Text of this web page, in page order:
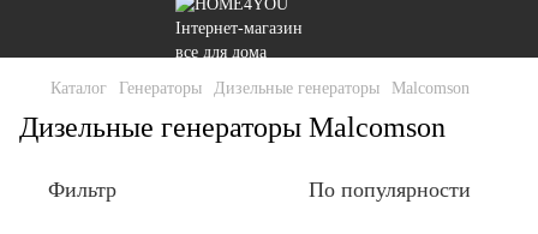
Каталог Генераторы Дизельные генераторы Malcomson
Дизельные генераторы Malcomson
Фильтр По популярности